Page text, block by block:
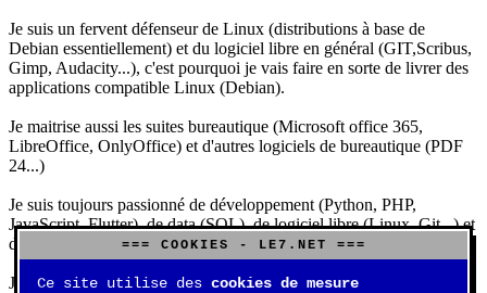
Je suis un fervent défenseur de Linux (distributions à base de
Debian essentiellement) et du logiciel libre en général (GIT,Scribus,
Gimp, Audacity...), c'est pourquoi je vais faire en sorte de livrer des
applications compatible Linux (Debian).
Je maitrise aussi les suites bureautique (Microsoft office 365,
LibreOffice, OnlyOffice) et d'autres logiciels de bureautique (PDF
24...)
Je suis toujours passionné de développement (Python, PHP,
JavaScript, Flutter), de data (SQL), de logiciel libre (Linux, Git...) et
d'IA (principalement Claude et DeepSeek).
J'aime jouer, surtout aux jeux de sociétés (Risk, Uno, Scrabble...),
=== COOKIES - LE7.NET ===
Ce site utilise des cookies de mesure